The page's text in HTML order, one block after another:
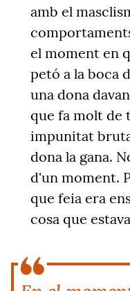
amb el
el moment en
petó a la boca
una dona
que fa molt de
impunitat
dona la gana.
d'un moment.
que feia era
cosa que